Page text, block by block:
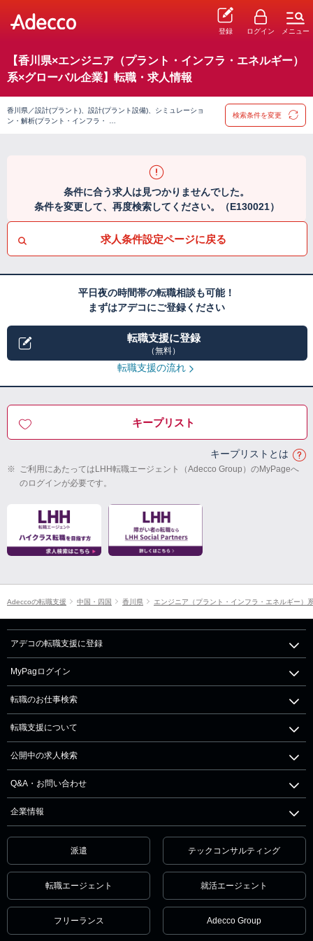
登録 ログイン メニュー
【香川県×エンジニア（プラント・インフラ・エネルギー）
系×グローバル企業】転職・求人情報
香川県／設計(プラント)、設計(プラント設備)、シミュレーショ
ン・解析(プラント・インフラ・ …
検索条件を変更
条件に合う求人は見つかりませんでした。
条件を変更して、再度検索してください。（E130021）
求人条件設定ページに戻る
平日夜の時間帯の転職相談も可能！
まずはアデコにご登録ください
転職支援に登録
（無料）
転職支援の流れ
キープリスト
キープリストとは
※ ご利用にあたってはLHH転職エージェント（Adecco Group）のMyPageへ
のログインが必要です。
Adeccoの転職支援 中国・四国 香川県 エンジニア（プラント・インフラ・エネルギー）
アデコの転職支援に登録
MyPagログイン
転職のお仕事検索
転職支援について
公開中の求人検索
Q&A・お問い合わせ
企業情報
派遣 テックコンサルティング
転職エージェント 就活エージェント
フリーランス Adecco Group